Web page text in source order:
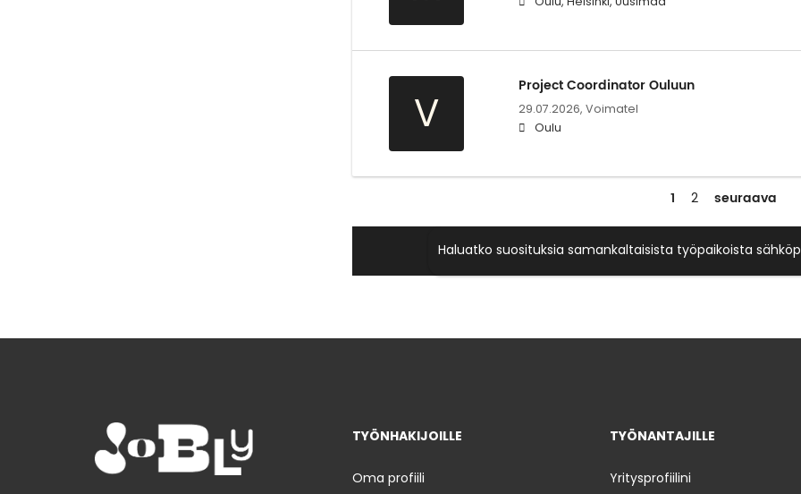
V
Project Coordinator Ouluun
29.07.2026, Voimatel
Oulu
1 2 seuraava
Haluatko suosituksia samankaltaisista työpaikoista
TYÖNHAKIJOILLE
Oma profiili
TYÖNANTAJILLE
Yritysprofiilini